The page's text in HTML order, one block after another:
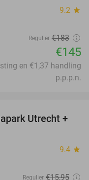
9.2 star
Regulier €183
€145
en €1,37 handling
p.p.p.n.
31%
Utrecht +
9.4 star
Regulier €15,95